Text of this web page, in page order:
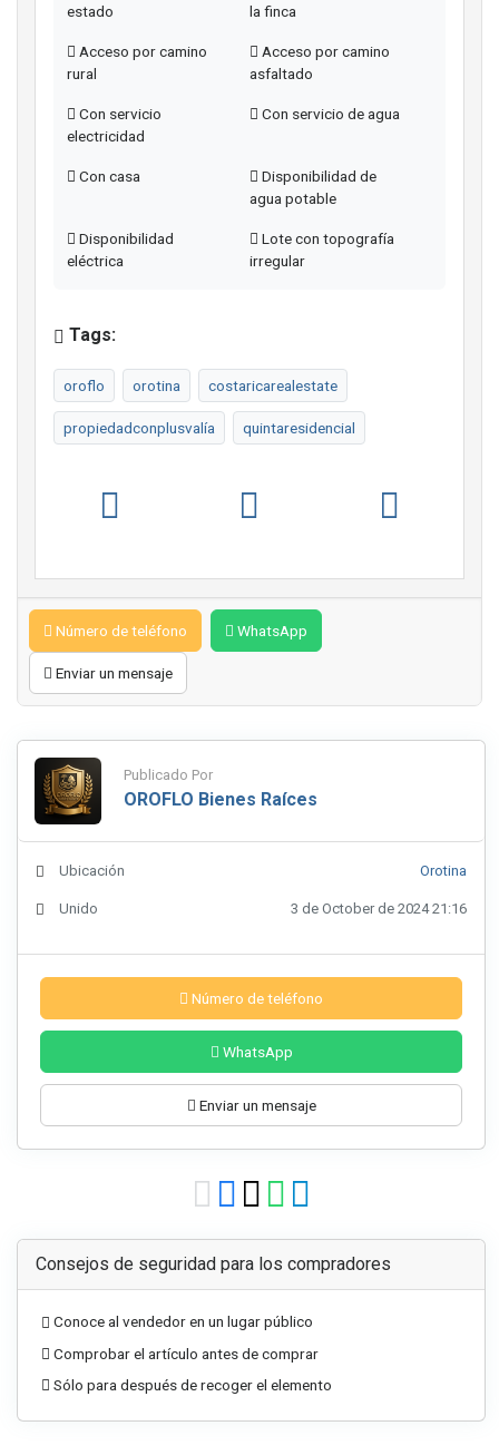
estado
la finca
Acceso por camino
rural
Acceso por camino
asfaltado
Con servicio
electricidad
Con servicio de agua
Con casa
Disponibilidad de
agua potable
Disponibilidad
eléctrica
Lote con topografía
irregular
Tags:
oroflo orotina costaricarealestate
propiedadconplusvalía quintaresidencial
Número de teléfono WhatsApp
Enviar un mensaje
Publicado Por
OROFLO Bienes Raíces
Ubicación Orotina
Unido 3 de October de 2024 21:16
Número de teléfono
WhatsApp
Enviar un mensaje
Consejos de seguridad para los compradores
Conoce al vendedor en un lugar público
Comprobar el artículo antes de comprar
Sólo para después de recoger el elemento